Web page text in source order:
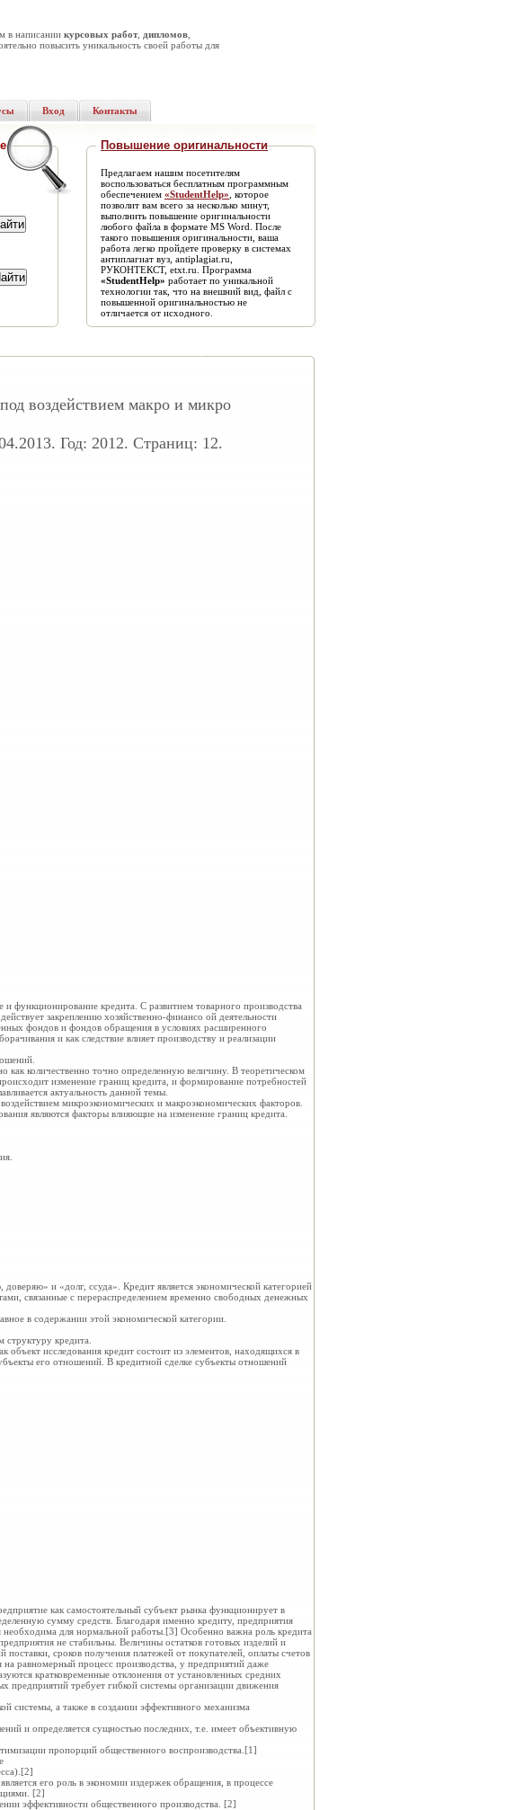
в написании курсовых работ, дипломов
повысить уникальность своей работы для
Вход Контакты
Повышение оригинальности
Предлагаем нашим посетителям
воспользоваться бесплатным программным
обеспечением «StudentHelp» , которое
позволит вам всего за несколько минут,
выполнить повышение оригинальности
любого файла в формате MS Word. После
такого повышения оригинальности, ваша
работа легко пройдете проверку в системах
антиплагиат вуз, antiplagiat.ru,
РУКОНТЕКСТ, etxt.ru. Программа
«StudentHelp» работает по уникальной
технологии так, что на внешний вид, файл с
повышенной оригинальностью не
отличается от исходного.
воздействием макро и микро
Год: 2012. Страниц: 12.
функционирование кредита. С развитием товарного производства
закреплению хозяйственно-финансо ой деятельности
фондов и фондов обращения в условиях расширенного
и как следствие влияет производству и реализации
как количественно точно определенную величину. В теоретическом
изменение границ кредита, и формирование потребностей
актуальность данной темы.
микроэкономических и макроэкономических факторов.
являются факторы влияющие на изменение границ кредита.
и «долг, ссуда». Кредит является экономической категорией
связанные с перераспределением временно свободных денежных
в содержании этой экономической категории.
кредита.
исследования кредит состоит из элементов, находящихся в
его отношений. В кредитной сделке субъекты отношений
как самостоятельный субъект рынка функционирует в
сумму средств. Благодаря именно кредиту, предприятия
для нормальной работы.[3] Особенно важна роль кредита
не стабильны. Величины остатков готовых изделий и
сроков получения платежей от покупателей, оплаты счетов
равномерный процесс производства, у предприятий даже
кратковременные отклонения от установленных средних
предприятий требует гибкой системы организации движения
системы, а также в создании эффективного механизма
и определяется сущностью последних, т.е. имеет объективную
пропорций общественного воспроизводства.[1]
его роль в экономии издержек обращения, в процессе
[2]
эффективности общественного производства. [2]